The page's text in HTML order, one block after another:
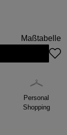
Maßtabelle
Personal
Shopping